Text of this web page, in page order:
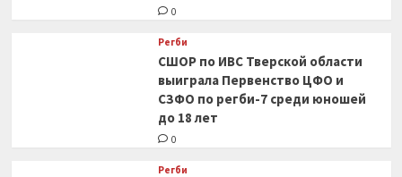
0
Регби
СШОР по ИВС Тверской области
выиграла Первенство ЦФО и
СЗФО по регби-7 среди юношей
до 18 лет
0
Регби